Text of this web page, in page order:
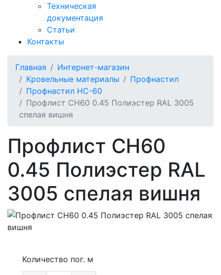
Техническая
документация
Статьи
Контакты
Главная
Интернет-магазин
Кровельные материалы
Профнастил
Профнастил НС-60
Профлист СН60 0.45 Полиэстер RAL 3005
спелая вишня
Профлист СН60
0.45 Полиэстер RAL
3005 спелая вишня
Количество пог. м